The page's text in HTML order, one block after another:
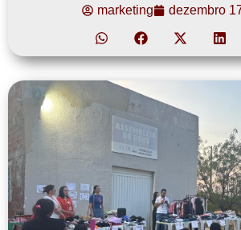
marketing dezembro